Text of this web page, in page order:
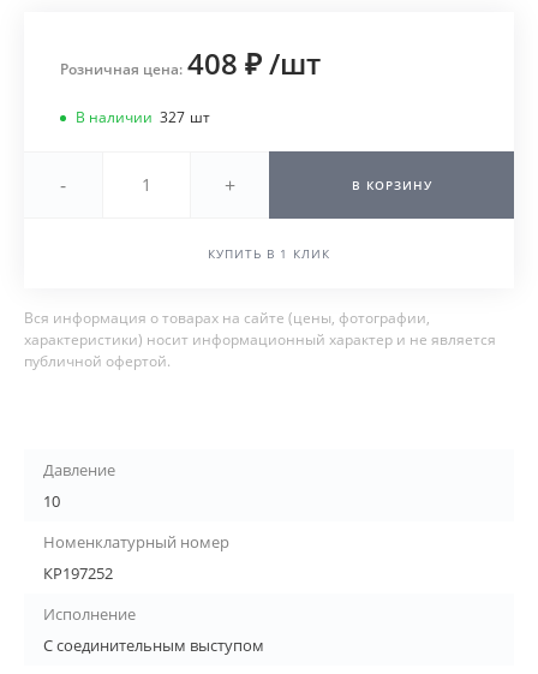
Розничная цена: 408 ₽/шт
В наличии 327 шт
- + В КОРЗИНУ
КУПИТЬ В 1 КЛИК
Вся информация о товарах на сайте (цены, фотографии,
характеристики) носит информационный характер и не является
публичной офертой.
Давление
10
Номенклатурный номер
КР197252
Исполнение
С соединительным выступом